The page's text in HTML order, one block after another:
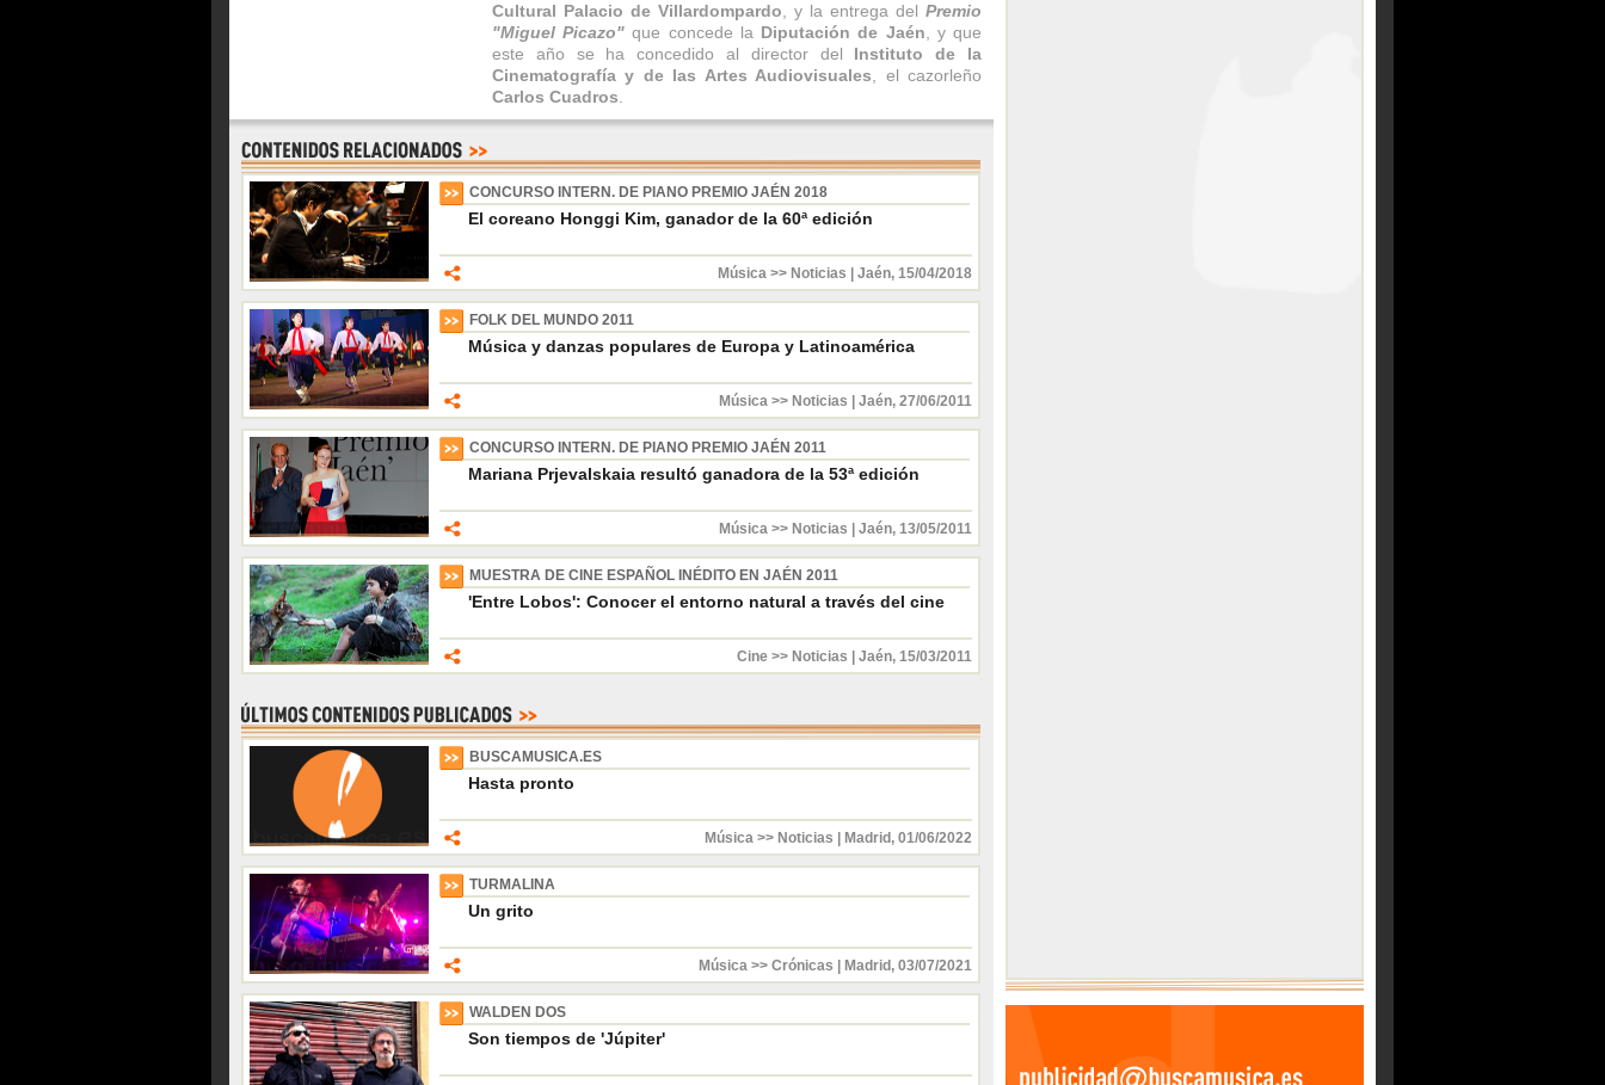
Cultural Palacio de Villardompardo , y la entrega del Premio
"Miguel Picazo" que concede la Diputación de Jaén , y que
este año se ha concedido al director del Instituto de la
Cinematografía y de las Artes Audiovisuales , el cazorleño
Carlos Cuadros
CONCURSO INTERN. DE PIANO PREMIO JAÉN 2018
El coreano Honggi Kim, ganador de la 60ª edición
Música >> Noticias Jaén, 15/04/2018
FOLK DEL MUNDO 2011
Música y danzas populares de Europa y Latinoamérica
Música >> Noticias Jaén, 27/06/2011
CONCURSO INTERN. DE PIANO PREMIO JAÉN 2011
Mariana Prjevalskaia resultó ganadora de la 53ª edición
Música >> Noticias Jaén, 13/05/2011
MUESTRA DE CINE ESPAÑOL INÉDITO EN JAÉN 2011
'Entre Lobos': Conocer el entorno natural a través del cine
Cine >> Noticias Jaén, 15/03/2011
BUSCAMUSICA.ES
Hasta pronto
Música >> Noticias Madrid , 01/06/2022
TURMALINA
Un grito
Música >> Crónicas Madrid , 03/07/2021
WALDEN DOS
Son tiempos de 'Júpiter'